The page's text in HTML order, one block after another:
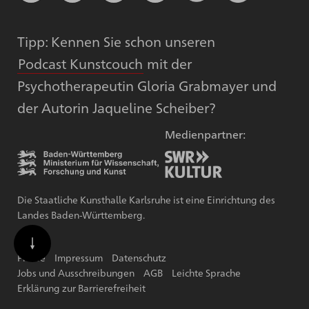
Tipp: Kennen Sie schon unseren
Podcast Kunstcouch mit der
Psychotherapeutin Gloria Grabmayer und
der Autorin Jaqueline Scheiber?
Medienpartner:
Die Staatliche Kunsthalle Karlsruhe ist eine Einrichtung des
Landes Baden-Württemberg.
Presse Impressum
Datenschutz
Jobs und Ausschreibungen
AGB
Leichte Sprache
Erklärung zur Barrierefreiheit